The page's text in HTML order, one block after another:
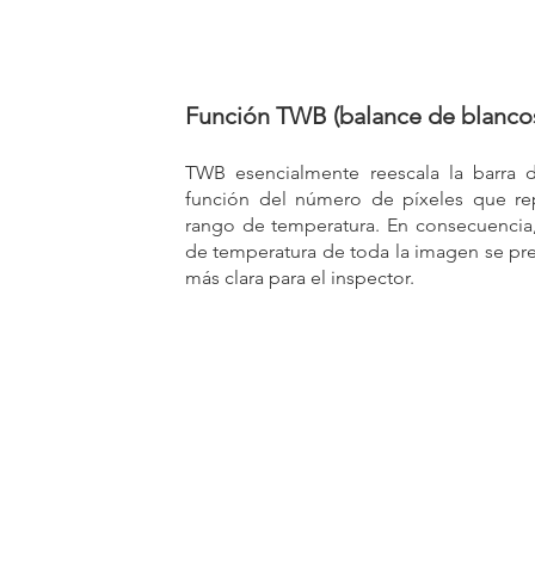
Función TWB (balance de
TWB esencialmente reescala la barra
función del número de píxeles que
rango de temperatura. En
de temperatura de toda la imagen se
más clara para el inspector.